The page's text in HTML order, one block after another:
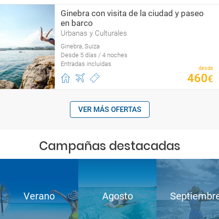
Ginebra con visita de la ciudad y paseo
en barco
Urbanas y Culturales
Ginebra, Suiza
Desde 5 días / 4 noches
Entradas incluidas
desde
460€
VER MÁS OFERTAS
Campañas destacadas
Verano Agosto